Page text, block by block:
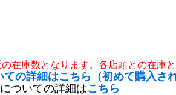
在庫数となります。各店頭との在庫と
の詳細はこちら（初めて購入さ
ついての詳細はこちら